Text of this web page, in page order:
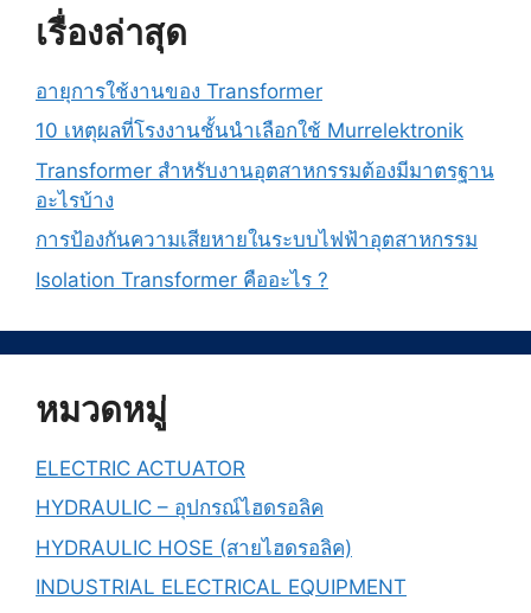
เรื่องล่าสุด
อายุการใช้งานของ Transformer
10 เหตุผลที่โรงงานชั้นนำเลือกใช้ Murrelektronik
Transformer สำหรับงานอุตสาหกรรมต้องมีมาตรฐาน
อะไรบ้าง
การป้องกันความเสียหายในระบบไฟฟ้าอุตสาหกรรม
Isolation Transformer คืออะไร ?
หมวดหมู่
ELECTRIC ACTUATOR
HYDRAULIC – อุปกรณ์ไฮดรอลิค
HYDRAULIC HOSE (สายไฮดรอลิค)
INDUSTRIAL ELECTRICAL EQUIPMENT